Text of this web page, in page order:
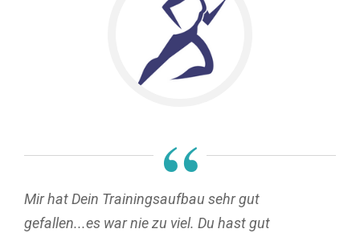
“
Mir hat Dein Trainingsaufbau sehr gut
gefallen...es war nie zu viel. Du hast gut